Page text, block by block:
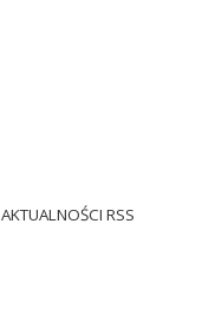
AKTUALNOŚCI RSS